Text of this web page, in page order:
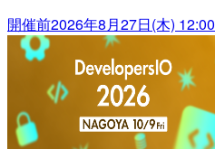
開催前2026年8月27日(木) 12:00